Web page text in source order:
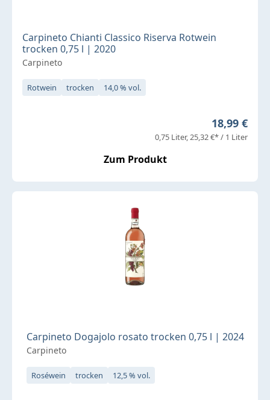
Carpineto Chianti Classico Riserva Rotwein
trocken 0,75 l | 2020
Carpineto
Rotwein trocken 14,0 % vol.
Regulärer
18,99 €
0,75 Liter 25,32 €* / 1 Liter
Zum Produkt
Carpineto Dogajolo rosato trocken 0,75 l | 2024
Carpineto
Roséwein trocken 12,5 % vol.